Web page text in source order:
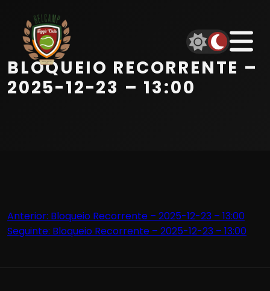
Início
Equipa
Serviços
Beach Tennis
BLOQUEIO RECORRENTE –
2025-12-23 – 13:00
Navegação
de
Anterior: Bloqueio Recorrente – 2025-12-23 – 13:00
Seguinte: Bloqueio Recorrente – 2025-12-23 – 13:00